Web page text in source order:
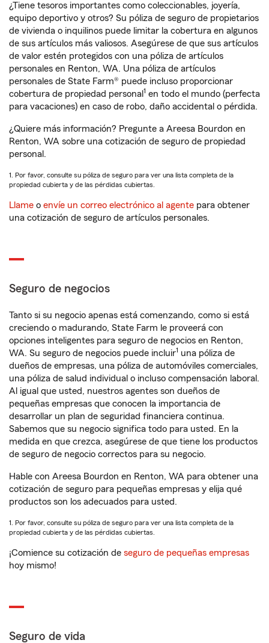
¿Tiene tesoros importantes como coleccionables, joyería,
equipo deportivo y otros? Su póliza de seguro de propietarios
de vivienda o inquilinos puede limitar la cobertura en algunos
de sus artículos más valiosos. Asegúrese de que sus artículos
de valor estén protegidos con una póliza de artículos
personales en Renton, WA. Una póliza de artículos
personales de State Farm® puede incluso proporcionar
cobertura de propiedad personal 1 en todo el mundo (perfecta
para vacaciones) en caso de robo, daño accidental o pérdida.
¿Quiere más información? Pregunte a Areesa Bourdon en
Renton, WA sobre una cotización de seguro de propiedad
personal.
1. Por favor, consulte su póliza de seguro para ver una lista completa de la
propiedad cubierta y de las pérdidas cubiertas.
Llame o envíe un correo electrónico al agente para obtener
una cotización de seguro de artículos personales.
Seguro de negocios
Tanto si su negocio apenas está comenzando, como si está
creciendo o madurando, State Farm le proveerá con
opciones inteligentes para seguro de negocios en Renton,
WA. Su seguro de negocios puede incluir1 una póliza de
dueños de empresas, una póliza de automóviles comerciales,
una póliza de salud individual o incluso compensación laboral.
Al igual que usted, nuestros agentes son dueños de
pequeñas empresas que conocen la importancia de
desarrollar un plan de seguridad financiera continua.
Sabemos que su negocio significa todo para usted. En la
medida en que crezca, asegúrese de que tiene los productos
de seguro de negocio correctos para su negocio.
Hable con Areesa Bourdon en Renton, WA para obtener una
cotización de seguro para pequeñas empresas y elija qué
productos son los adecuados para usted.
1. Por favor, consulte su póliza de seguro para ver una lista completa de la
propiedad cubierta y de las pérdidas cubiertas.
¡Comience su cotización de seguro de pequeñas empresas
hoy mismo!
Seguro de vida